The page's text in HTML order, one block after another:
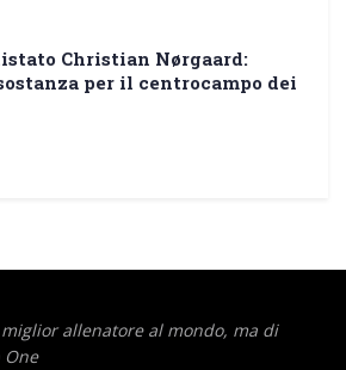
Christian Nørgaard:
per il centrocampo dei
allenatore al mondo, ma di
One